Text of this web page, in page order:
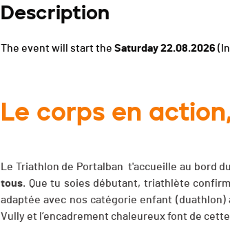
Description
The event will start the Saturday 22.08.2026
Le corps en
Le Triathlon de Portalban t'accueille au bord
tous. Que tu soies débutant, triathlète
adaptée avec nos catégorie enfant
Vully et l’encadrement chaleureux font de